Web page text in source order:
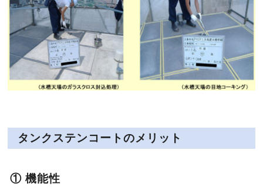
タンクステンコートのメリット
① 機能性